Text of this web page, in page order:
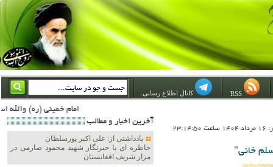
کانال اطلاع رسانی
امام خمینی (ره) والله اسلام تمامش سیاست است؛ ***** امام شهید: به گفتار امام و کردار امام اهتمام بورزید ***** امام خمینی(ره): ان شاء الله ما اندوه دلمان را در وقت مناسب با انتقام از امریکا و آل سعود برطرف خواهیم ساخت
خانی"
آخرين اخبار و مطالب
یادداشتی از: علی اکبر پورسلطان
خاطره ای با خبرنگار شهید محمود صارمی در
مزار شریف افغانستان